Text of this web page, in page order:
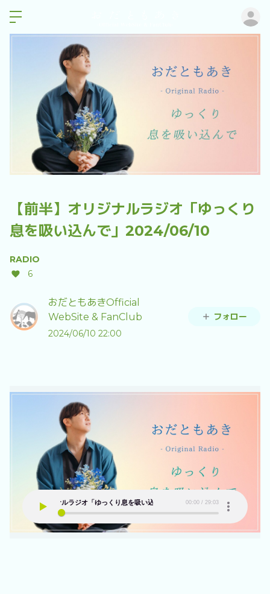
【前半】オリジナルラジオ「ゆっくり
息を吸い込んで」2024/06/10
RADIO
6
おだともあきOfficial
WebSite & FanClub
2024/06/10 22:00
フォロー